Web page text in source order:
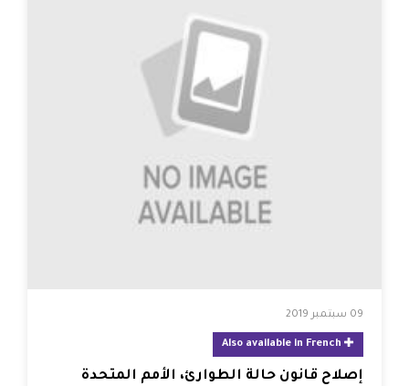
09 سبتمبر 2019
إصلاح قانون حالة الطوارئ، الأمم المتحدة